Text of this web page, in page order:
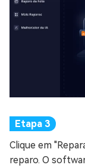
Clique em
reparo. O